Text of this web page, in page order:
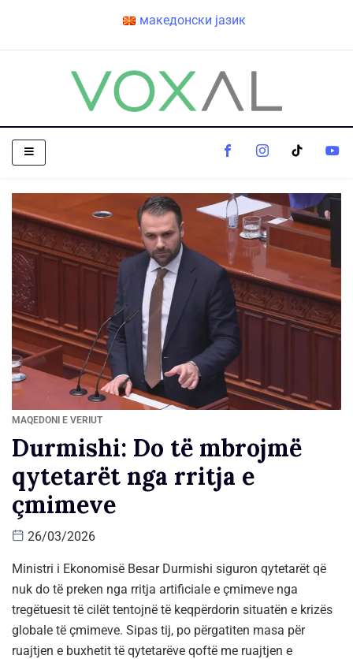
македонски јазик
MAQEDONI E VERIUT
Durmishi: Do të mbrojmë
qytetarët nga rritja e
çmimeve
26/03/2026
Ministri i Ekonomisë Besar Durmishi siguron qytetarët që
nuk do të preken nga rritja artificiale e çmimeve nga
tregëtuesit të cilët tentojnë të keqpërdorin situatën e krizës
globale të çmimeve. Sipas tij, po përgatiten masa për
ruajtjen e buxhetit të qytetarëve qoftë me ruajtjen e